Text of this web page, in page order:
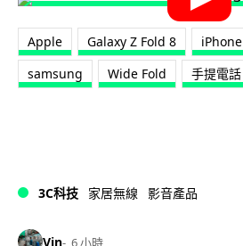
Apple Galaxy Z Fold 8 iPhone
samsung
Wide Fold 手提電話
3C科技 家居無線 影音產品
Vin 6 小時